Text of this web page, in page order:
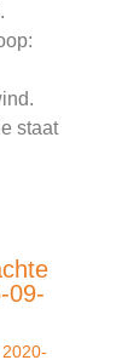
staat
09-
2020-